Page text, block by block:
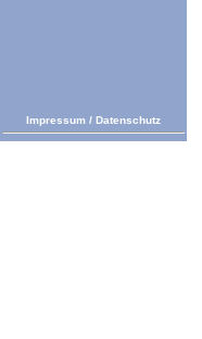
Impressum / Datenschutz